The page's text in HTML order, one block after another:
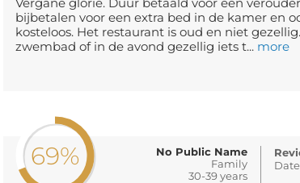
Vergane glorie. Duur betaald voor een
bijbetalen voor een extra bed in de kamer en
kosteloos. Het restaurant is oud en niet
zwembad of in de avond gezellig iets t... more
69%
No Public Name
Family
30-39 years